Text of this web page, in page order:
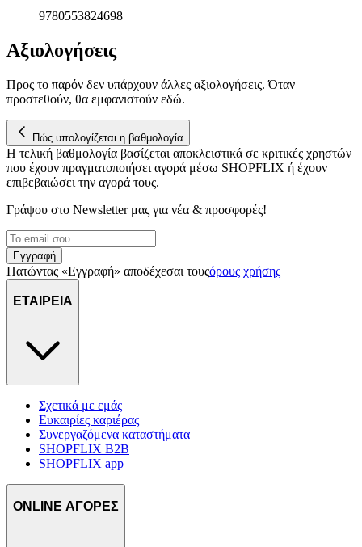
9780553824698
Αξιολογήσεις
Προς το παρόν δεν υπάρχουν άλλες αξιολογήσεις. Όταν
προστεθούν, θα εμφανιστούν εδώ.
Πώς υπολογίζεται η βαθμολογία
Η τελική βαθμολογία βασίζεται αποκλειστικά σε κριτικές χρηστών
που έχουν πραγματοποιήσει αγορά μέσω SHOPFLIX ή έχουν
επιβεβαιώσει την αγορά τους.
Γράψου στο Νewsletter μας για νέα & προσφορές!
Εγγραφή
Πατώντας «Εγγραφή» αποδέχεσαι τουςόρους χρήσης
ΕΤΑΙΡΕΙΑ
Σχετικά με εμάς
Ευκαιρίες καριέρας
Συνεργαζόμενα καταστήματα
SHOPFLIX B2B
SHOPFLIX app
ONLINE ΑΓΟΡΕΣ